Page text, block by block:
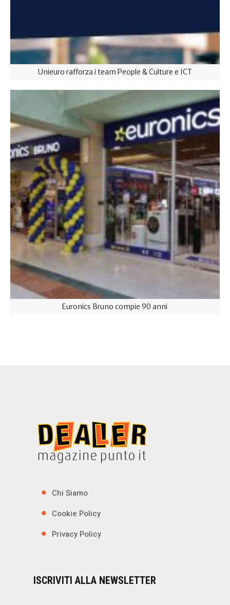
Unieuro rafforza i team People & Culture e ICT
Euronics Bruno compie 90 anni
Chi Siamo
Cookie Policy
Privacy Policy
ISCRIVITI ALLA NEWSLETTER